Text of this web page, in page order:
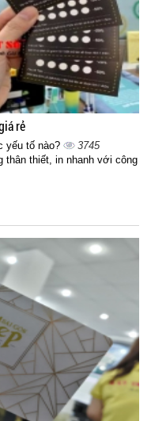
rẻ
yếu tố nào?
3745
thân thiết, in nhanh với công